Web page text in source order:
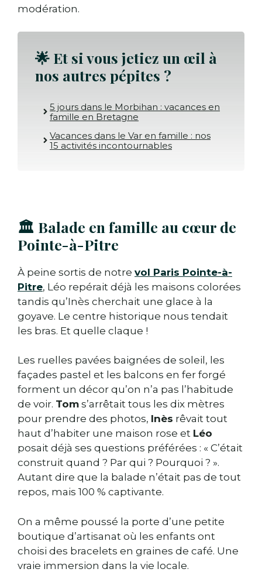
modération.
🌟 Et si vous jetiez un œil à
nos autres pépites ?
5 jours dans le Morbihan : vacances en
famille en Bretagne
Vacances dans le Var en famille : nos
15 activités incontournables
🏛️ Balade en famille au cœur de
Pointe-à-Pitre
À peine sortis de notre vol Paris Pointe-à-
Pitre, Léo repérait déjà les maisons colorées
tandis qu’Inès cherchait une glace à la
goyave. Le centre historique nous tendait
les bras. Et quelle claque !
Les ruelles pavées baignées de soleil, les
façades pastel et les balcons en fer forgé
forment un décor qu’on n’a pas l’habitude
de voir. Tom s’arrêtait tous les dix mètres
pour prendre des photos, Inès rêvait tout
haut d’habiter une maison rose et Léo
posait déjà ses questions préférées : « C’était
construit quand ? Par qui ? Pourquoi ? ».
Autant dire que la balade n’était pas de tout
repos, mais 100 % captivante.
On a même poussé la porte d’une petite
boutique d’artisanat où les enfants ont
choisi des bracelets en graines de café. Une
vraie immersion dans la vie locale.